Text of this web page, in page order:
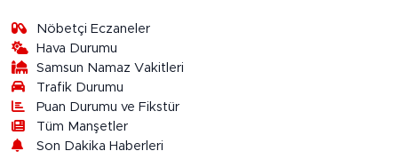
Nöbetçi Eczaneler
Hava Durumu
Samsun Namaz Vakitleri
Trafik Durumu
Puan Durumu ve Fikstür
Tüm Manşetler
Son Dakika Haberleri